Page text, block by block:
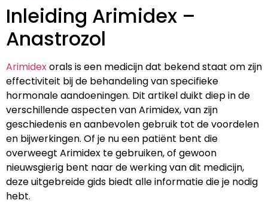
Inleiding Arimidex –
Anastrozol
Arimidexorals is een medicijn dat bekend staat om zijn
effectiviteit bij de behandeling van specifieke
hormonale aandoeningen. Dit artikel duikt diep in de
verschillende aspecten van Arimidex, van zijn
geschiedenis en aanbevolen gebruik tot de voordelen
en bijwerkingen. Of je nu een patiënt bent die
overweegt Arimidex te gebruiken, of gewoon
nieuwsgierig bent naar de werking van dit medicijn,
deze uitgebreide gids biedt alle informatie die je nodig
hebt.